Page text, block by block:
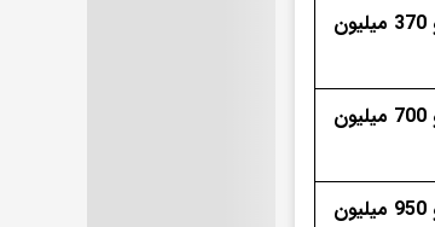
یک میلیارد و 370 میلیون
یک میلیارد و 700 میلیون
یک میلیارد و 950 میلیون